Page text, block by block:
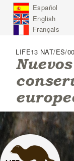
i
Español
English
Français
LIFE13 NAT/ES/